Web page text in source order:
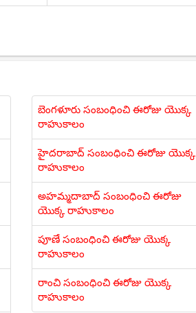
బెంగళూరు సంబంధించి ఈరోజు యొక్క
రాహుకాలం
హైదరాబాద్ సంబంధించి ఈరోజు యొక్క
రాహుకాలం
అహమ్మదాబాద్ సంబంధించి ఈరోజు
యొక్క రాహుకాలం
పూణే సంబంధించి ఈరోజు యొక్క
రాహుకాలం
రాంచి సంబంధించి ఈరోజు యొక్క
రాహుకాలం